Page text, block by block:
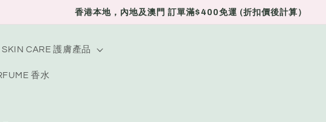
香港本地，內地及澳門 訂單滿$400免運 (折扣價後計算）
SKIN CARE 護膚產品
香水